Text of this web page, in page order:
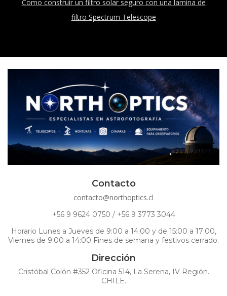
Como construir un filtro solar seguro con una lamina de
filtro Spectrum Telescope
Contacto
contacto@northoptics.cl
+56 9 9624 0750 / +56 9 3773 3044
Horario Lunes a Jueves de 9:00 a 14:00 y de 15:00 a 17:00,
Viernes de 9:00 a 14:00 Fines de semana y festivos cerrado.
Dirección
Cristóbal Colón #352 Oficina 514, La Serena, IV Región.
CHILE.